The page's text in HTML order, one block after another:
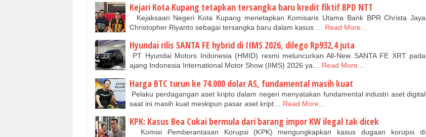
Kejari Kota Kupang tetapkan tersangka baru kredit fiktif BPD NTT
Kejaksaan Negeri Kota Kupang menetapkan Komisaris Utama Bank BPR Christa Jaya
Christopher Riyanto sebagai tersangka baru dalam kasus …
Read More...
Hyundai rilis SANTA FE hybrid di IIMS 2026, dilego Rp932,4 juta
PT Hyundai Motors Indonesia (HMID) resmi meluncurkan All-New SANTA FE XRT pada
ajang Indonesia International Motor Show (IIMS) 2026 ya…
Read More...
Harga BTC turun ke 74.000 dolar AS, fundamental masih kuat
Pelaku perdagangan aset kripto dalam negeri menyatakan fundamental industri aset digital
saat ini masih kuat meskipun pasar aset kript…
Read More...
KPK: Kasus Bea Cukai bermula dari barang impor KW ilegal tak dicek
Komisi Pemberantasan Korupsi (KPK) mengungkapkan kasus dugaan korupsi di